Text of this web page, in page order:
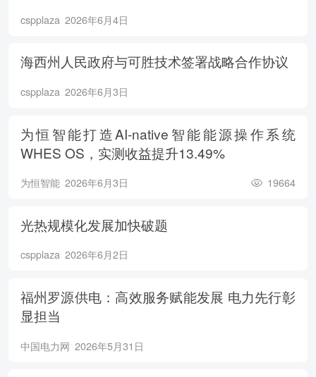
cspplaza 2026年6月4日
海西州人民政府与可胜技术签署战略合作协议
cspplaza 2026年6月3日
为恒智能打造AI-native智能能源操作系统
WHES OS，实测收益提升13.49%
为恒智能 2026年6月3日 19664
光热规模化发展加快破题
cspplaza 2026年6月2日
福州罗源供电：高效服务赋能发展 电力先行彰
显担当
中国电力网 2026年5月31日